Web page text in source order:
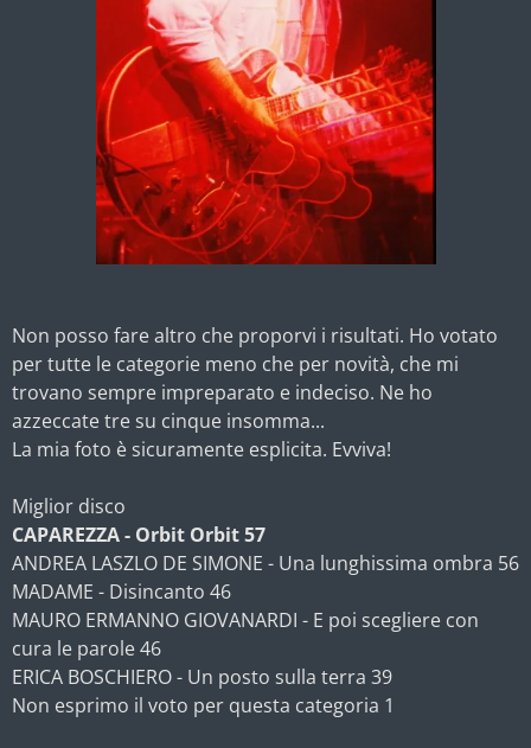
Non posso fare altro che proporvi i risultati. Ho votato
per tutte le categorie meno che per novità, che mi
trovano sempre impreparato e indeciso. Ne ho
azzeccate tre su cinque insomma...
La mia foto è sicuramente esplicita. Evviva!
Miglior disco
CAPAREZZA - Orbit Orbit 57
ANDREA LASZLO DE SIMONE - Una lunghissima ombra 56
MADAME - Disincanto 46
MAURO ERMANNO GIOVANARDI - E poi scegliere con
cura le parole 46
ERICA BOSCHIERO - Un posto sulla terra 39
Non esprimo il voto per questa categoria 1